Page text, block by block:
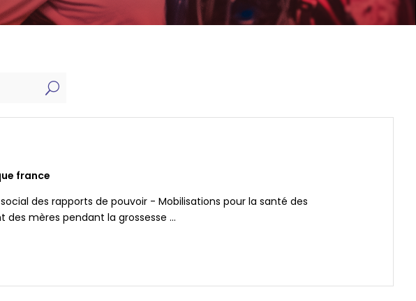
U
france
des rapports de pouvoir - Mobilisations pour la santé des
mères pendant la grossesse ...